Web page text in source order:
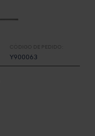
CÓDIGO DE PEDIDO:
Y900063